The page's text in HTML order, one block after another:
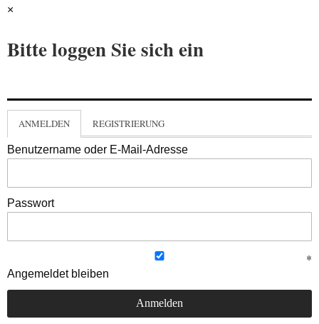
×
Bitte loggen Sie sich ein
ANMELDEN REGISTRIERUNG
Benutzername oder E-Mail-Adresse
Passwort
Angemeldet bleiben